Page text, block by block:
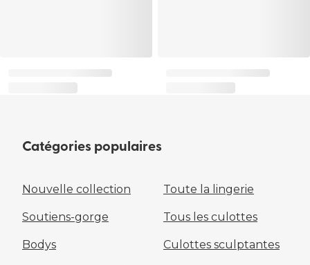
Catégories populaires
Nouvelle collection Toute la lingerie
Soutiens-gorge Tous les culottes
Bodys Culottes sculptantes